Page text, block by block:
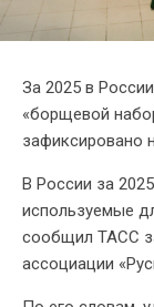
За 2025 в
«борщевой
зафиксировано
В России за
используемые
сообщил ТАСС
ассоциации